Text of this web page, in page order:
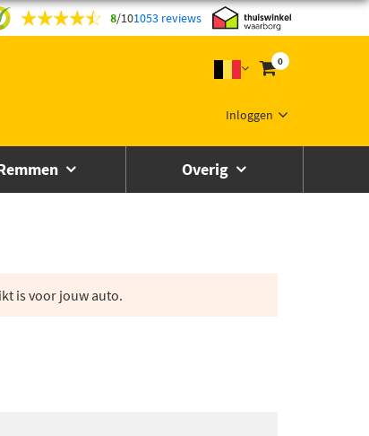
8/101053 reviews
0
Inloggen
Overig
is voor jouw auto.